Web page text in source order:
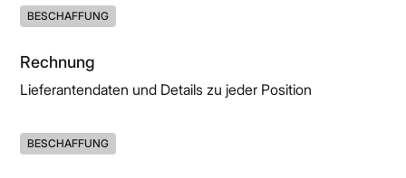
BESCHAFFUNG
Rechnung
Lieferantendaten und Details zu jeder Position
BESCHAFFUNG